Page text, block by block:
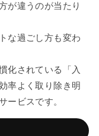
が違うのが当たり
な過ごし方も変わ
化されている「入
率よく取り除き明
ービスです。